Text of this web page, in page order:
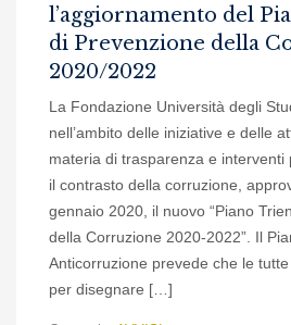
l’aggiornamento del
di Prevenzione della
2020/2022
La Fondazione Università degli
nell’ambito delle iniziative e delle
materia di trasparenza e interventi
il contrasto della corruzione,
gennaio 2020, il nuovo “Piano
della Corruzione 2020-2022”. Il
Anticorruzione prevede che le
per disegnare […]